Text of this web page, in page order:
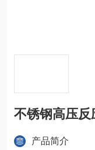
不锈钢高压
产品简介